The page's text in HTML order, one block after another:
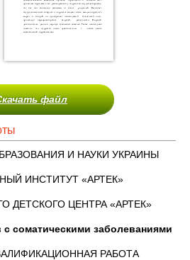
файл
И НАУКИ УКРАИНЫ
ИНСТИТУТ «АРТЕК»
ДЕТСКОГО ЦЕНТРА «АРТЕК»
с соматическими заболеваниями
РАБОТА